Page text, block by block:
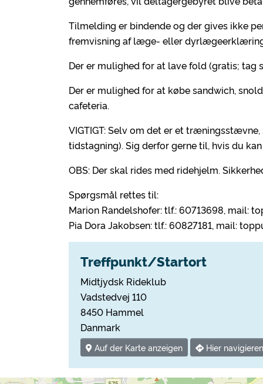
Tilmelding er bindende og der gives ikke
fremvisning af læge- eller
Der er mulighed for at lave fold (gratis; tag
Der er mulighed for at købe sandwich,
cafeteria.
VIGTIGT: Selv om det er et
tidstagning). Sig derfor gerne til, hvis du
OBS: Der skal rides med ridehjelm.
Spørgsmål rettes til:
Marion Randelshofer: tlf.: 60713698, mail:
Pia Dora Jakobsen: tlf.: 60827181, mail:
Treffpunkt/Startort
Midtjydsk Rideklub
Vadstedvej 110
8450 Hammel
Danmark
Auf der Karte anzeigen Hier navigieren